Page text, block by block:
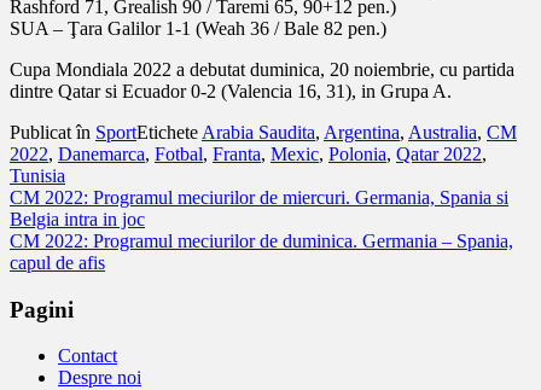
Rashford 71, Grealish 90 / Taremi 65, 90+12 pen.)
SUA – Ţara Galilor 1-1 (Weah 36 / Bale 82 pen.)
Cupa Mondiala 2022 a debutat duminica, 20 noiembrie, cu partida
dintre Qatar si Ecuador 0-2 (Valencia 16, 31), in Grupa A.
Publicat în SportEtichete Arabia Saudita, Argentina, Australia, CM
2022, Danemarca, Fotbal, Franta, Mexic, Polonia, Qatar 2022,
Tunisia
Navigare
în
articole
CM 2022: Programul meciurilor de miercuri. Germania, Spania si
Belgia intra in joc
CM 2022: Programul meciurilor de duminica. Germania – Spania,
capul de afis
Pagini
Contact
Despre noi